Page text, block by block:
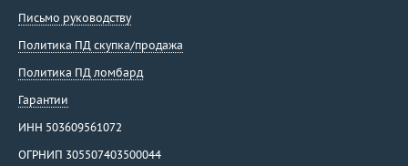
Письмо руководству
Политика ПД скупка/продажа
Политика ПД ломбард
Гарантии
ИНН 503609561072
ОГРНИП 305507403500044